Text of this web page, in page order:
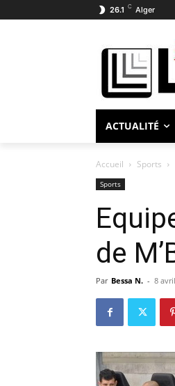
26.1 C Alger
ACTUALITÉ
Accueil Sports
Sports
de
Par Bessa N. - 8